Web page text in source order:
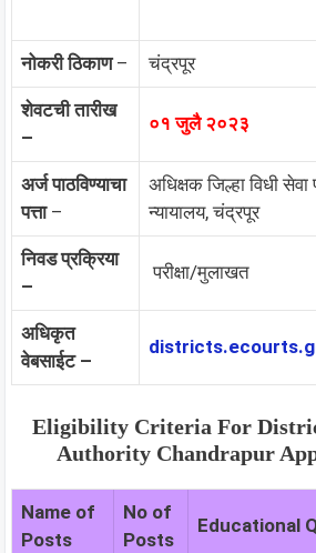
नोकरी ठिकाण– चंद्रपूर
शेवटची तारीख
–
०१ जुलै २०२३
अर्ज पाठविण्याचा
पत्ता–
अधिक्षक जिल्हा विधी सेवा
न्यायालय, चंद्रपूर
निवड प्रक्रिया
–
परीक्षा/मुलाखत
अधिकृत
वेबसाईट –
Eligibility Criteria For
Authority Chandrapur
Name of
Posts
No of
Posts
Educational